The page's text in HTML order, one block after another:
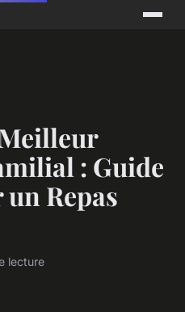
: Guide
Repas
lecture